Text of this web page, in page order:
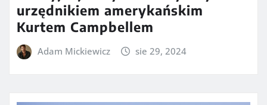
urzędnikiem amerykańskim
Kurtem Campbellem
Adam Mickiewicz sie 29, 2024